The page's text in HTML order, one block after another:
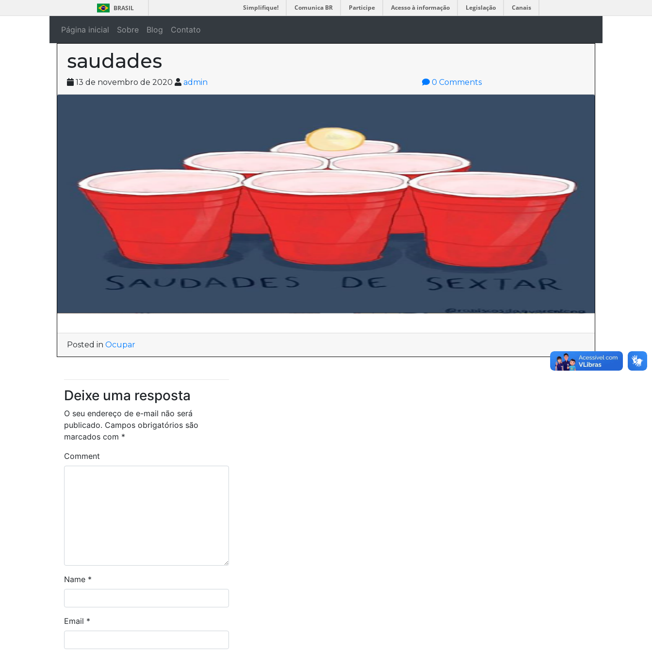
BRASIL Simplifique! Comunica BR Participe Acesso à informação Legislação Canais
Página inicial Sobre Blog Contato
saudades
13 de novembro de 2020 admin 0 Comments
Posted in Ocupar
Deixe uma resposta
O seu endereço de e-mail não será
publicado. Campos obrigatórios são
marcados com *
Comment
Name *
Email *